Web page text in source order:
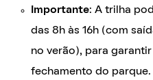
Importante: A trilha
das 8h às 16h (com
no verão), para
fechamento do